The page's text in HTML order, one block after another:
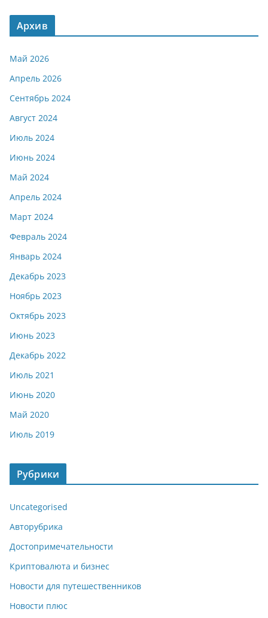
Архив
Май 2026
Апрель 2026
Сентябрь 2024
Август 2024
Июль 2024
Июнь 2024
Май 2024
Апрель 2024
Март 2024
Февраль 2024
Январь 2024
Декабрь 2023
Ноябрь 2023
Октябрь 2023
Июнь 2023
Декабрь 2022
Июль 2021
Июнь 2020
Май 2020
Июль 2019
Рубрики
Uncategorised
Авторубрика
Достопримечательности
Криптовалюта и бизнес
Новости для путешественников
Новости плюс